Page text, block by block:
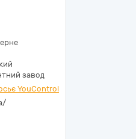
завод
YouControl